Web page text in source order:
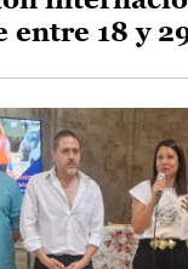
entre 18 y